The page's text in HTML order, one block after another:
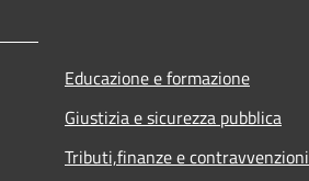
Educazione e formazione
Giustizia e sicurezza pubblica
Tributi,finanze e contravvenzioni